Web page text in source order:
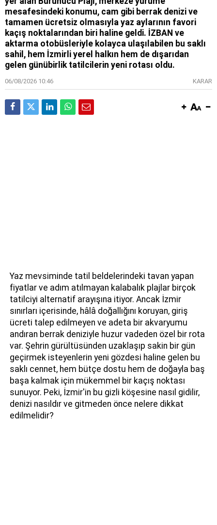
mesafesindeki konumu, cam gibi berrak denizi ve
tamamen ücretsiz olmasıyla yaz aylarının favori
kaçış noktalarından biri haline geldi. İZBAN ve
aktarma otobüsleriyle kolayca ulaşılabilen bu saklı
sahil, hem İzmirli yerel halkın hem de dışarıdan
gelen günübirlik tatilcilerin yeni rotası oldu.
06/08/2026 10:46 KARAR
Yaz mevsiminde tatil beldelerindeki tavan yapan
fiyatlar ve adım atılmayan kalabalık plajlar birçok
tatilciyi alternatif arayışına itiyor. Ancak İzmir
sınırları içerisinde, hâlâ doğallığını koruyan, giriş
ücreti talep edilmeyen ve adeta bir akvaryumu
andıran berrak deniziyle huzur vadeden özel bir rota
var. Şehrin gürültüsünden uzaklaşıp sakin bir gün
geçirmek isteyenlerin yeni gözdesi haline gelen bu
saklı cennet, hem bütçe dostu hem de doğayla baş
başa kalmak için mükemmel bir kaçış noktası
sunuyor. Peki, İzmir'in bu gizli köşesine nasıl gidilir,
denizi nasıldır ve gitmeden önce nelere dikkat
edilmelidir?